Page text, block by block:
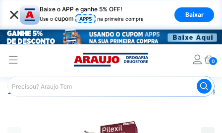
× Baixe o APP e ganhe 5% OFF!
Use o cupom APP5 na primeira compra
Baixar
0
Araujo Medicamentos Remédio